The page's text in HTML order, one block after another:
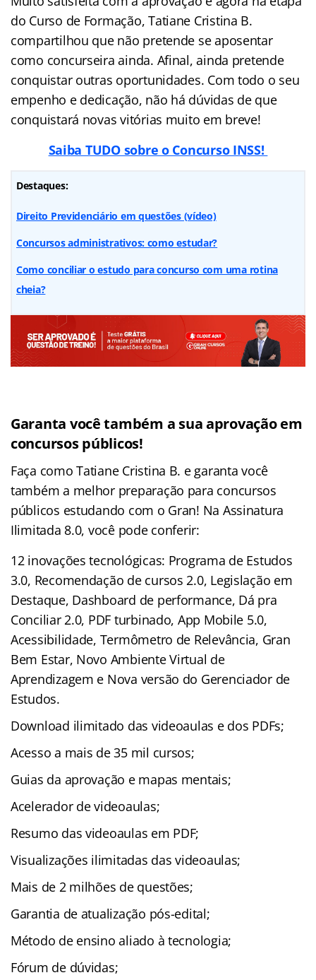
do Curso de Formação, Tatiane Cristina B.
compartilhou que não pretende se aposentar
como concurseira ainda. Afinal, ainda pretende
conquistar outras oportunidades. Com todo o seu
empenho e dedicação, não há dúvidas de que
conquistará novas vitórias muito em breve!
Saiba TUDO sobre o Concurso INSS!
Destaques:
Direito Previdenciário em questões (vídeo)
Concursos administrativos: como estudar?
Como conciliar o estudo para concurso com uma rotina
cheia?
Garanta você também a sua aprovação em
concursos públicos!
Faça como Tatiane Cristina B. e garanta você
também a melhor preparação para concursos
públicos estudando com o Gran! Na Assinatura
Ilimitada 8.0, você pode conferir:
12 inovações tecnológicas: Programa de Estudos
3.0, Recomendação de cursos 2.0, Legislação em
Destaque, Dashboard de performance, Dá pra
Conciliar 2.0, PDF turbinado, App Mobile 5.0,
Acessibilidade, Termômetro de Relevância, Gran
Bem Estar, Novo Ambiente Virtual de
Aprendizagem e Nova versão do Gerenciador de
Estudos.
Download ilimitado das videoaulas e dos PDFs;
Acesso a mais de 35 mil cursos;
Guias da aprovação e mapas mentais;
Acelerador de videoaulas;
Resumo das videoaulas em PDF;
Visualizações ilimitadas das videoaulas;
Mais de 2 milhões de questões;
Garantia de atualização pós-edital;
Método de ensino aliado à tecnologia;
Fórum de dúvidas;